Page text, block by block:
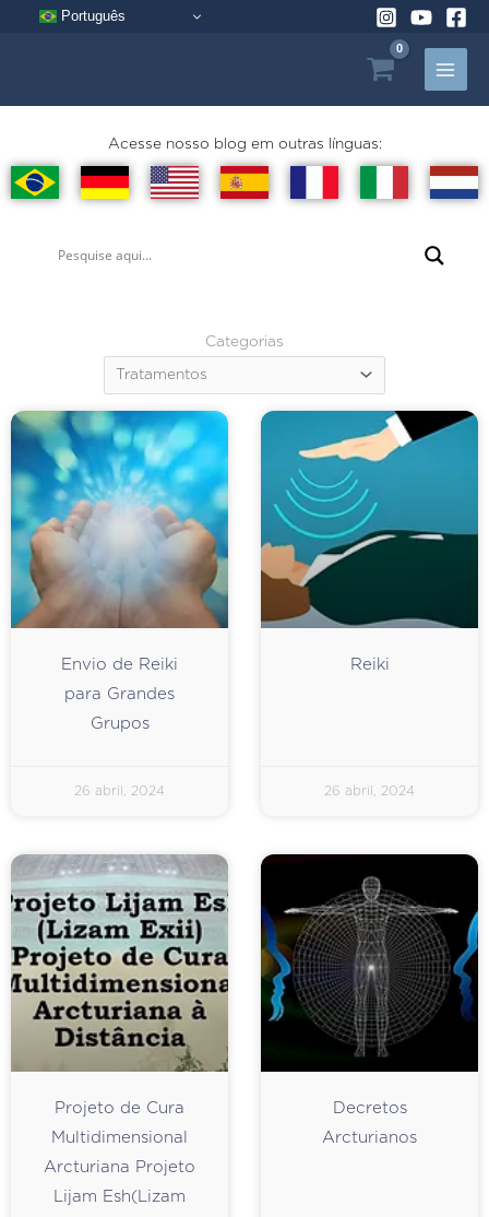
Português
Acesse nosso blog em outras línguas:
Categorias
Envio de Reiki
para Grandes
Grupos
26 abril, 2024
Reiki
26 abril, 2024
Projeto de Cura
Multidimensional
Arcturiana Projeto
Lijam Esh(Lizam
Decretos
Arcturianos